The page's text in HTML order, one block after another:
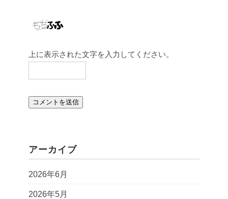
上に表示された文字を入力してください。
アーカイブ
2026年6月
2026年5月